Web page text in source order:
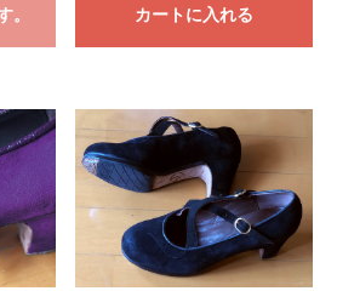
。 カートに入れる
ける カートへ進む